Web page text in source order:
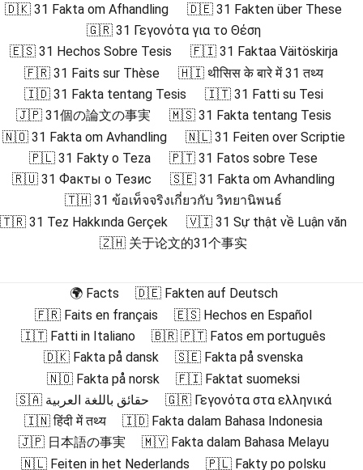
🇩🇰 31 Fakta om Afhandling
🇩🇪 31 Fakten über These
🇬🇷 31 Γεγονότα για το Θέση
🇪🇸 31 Hechos Sobre Tesis
🇫🇮 31 Faktaa Väitöskirja
🇫🇷 31 Faits sur Thèse
🇭🇮 थीसिस के बारे में 31 तथ्य
🇮🇩 31 Fakta tentang Tesis
🇮🇹 31 Fatti su Tesi
🇯🇵 31個の論文の事実
🇲🇸 31 Fakta tentang Tesis
🇳🇴 31 Fakta om Avhandling
🇳🇱 31 Feiten over Scriptie
🇵🇱 31 Fakty o Teza
🇵🇹 31 Fatos sobre Tese
🇷🇺 31 Факты о Тезис
🇸🇪 31 Fakta om Avhandling
🇹🇭 31 ข้อเท็จจริงเกี่ยวกับ วิทยานิพนธ์
🇹🇷 31 Tez Hakkında Gerçek
🇻🇮 31 Sự thật về Luận văn
🇿🇭 关于论文的31个事实
🌍 Facts
🇩🇪 Fakten auf Deutsch
🇫🇷 Faits en français
🇪🇸 Hechos en Español
🇮🇹 Fatti in Italiano
🇧🇷 🇵🇹 Fatos em português
🇩🇰 Fakta på dansk
🇸🇪 Fakta på svenska
🇳🇴 Fakta på norsk
🇫🇮 Faktat suomeksi
🇸🇦 حقائق باللغة العربية
🇬🇷 Γεγονότα στα ελληνικά
🇮🇳 हिंदी में तथ्य
🇮🇩 Fakta dalam Bahasa Indonesia
🇯🇵 日本語の事実
🇲🇾 Fakta dalam Bahasa Melayu
🇳🇱 Feiten in het Nederlands
🇵🇱 Fakty po polsku